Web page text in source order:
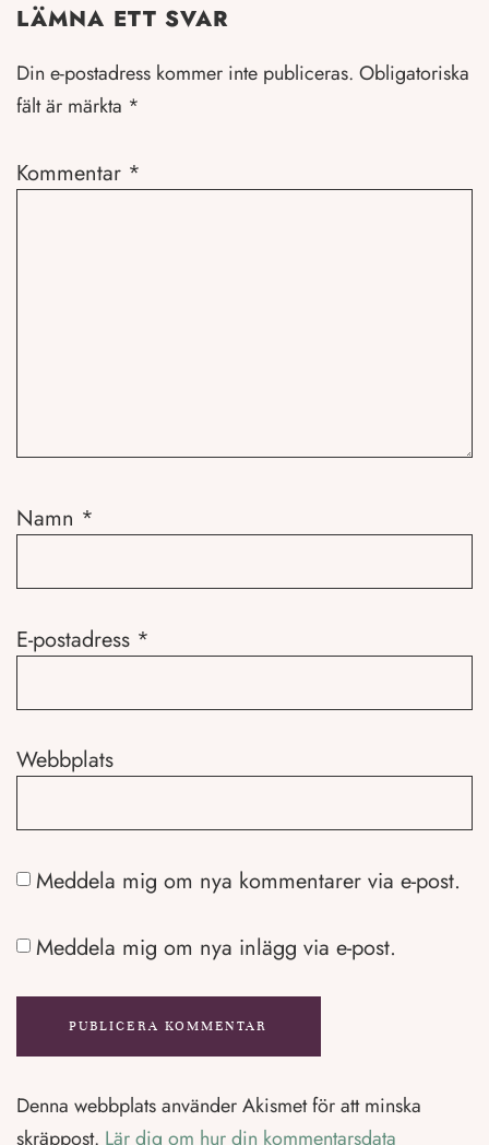
LÄMNA ETT SVAR
Din e-postadress kommer inte publiceras. Obligatoriska
fält är märkta *
Kommentar *
Namn *
E-postadress *
Webbplats
Meddela mig om nya kommentarer via e-post.
Meddela mig om nya inlägg via e-post.
Denna webbplats använder Akismet för att minska
skräppost. Lär dig om hur din kommentarsdata